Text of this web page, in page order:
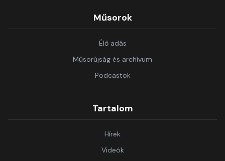
Műsorok
Élő adás
Műsorújság és archívum
Podcastok
Tartalom
Hírek
Videók